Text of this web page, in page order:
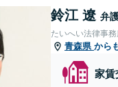
鈴江 遼 弁
たいへい法律事
青森県 から
家賃